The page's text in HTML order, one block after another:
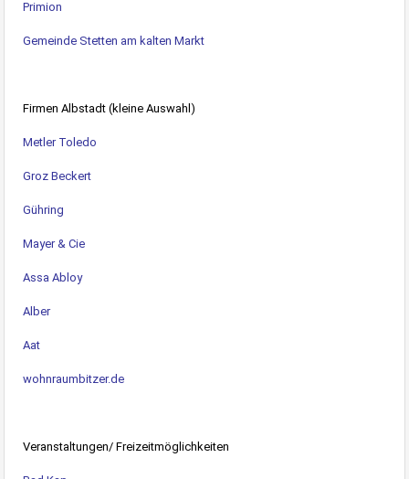
Primion
Gemeinde Stetten am kalten Markt
Firmen Albstadt (kleine Auswahl)
Metler Toledo
Groz Beckert
Gühring
Mayer & Cie
Assa Abloy
Alber
Aat
wohnraumbitzer.de
Veranstaltungen/ Freizeitmöglichkeiten